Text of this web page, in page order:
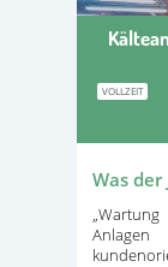
VOLLZEIT
Was